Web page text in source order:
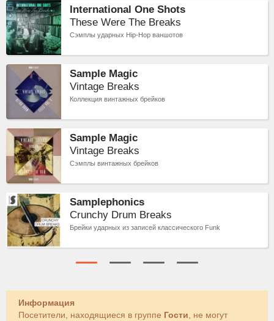
International One Shots
These Were The Breaks
Сэмплы ударных Hip-Hop ваншотов
Sample Magic
Vintage Breaks
Коллекция винтажных брейков
Sample Magic
Vintage Breaks
Сэмплы винтажных брейков
Samplephonics
Crunchy Drum Breaks
Брейки ударных из записей классического Funk
Информация
Посетители, находящиеся в группе Гости , не могут